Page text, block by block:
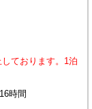
ております。1泊
16時間